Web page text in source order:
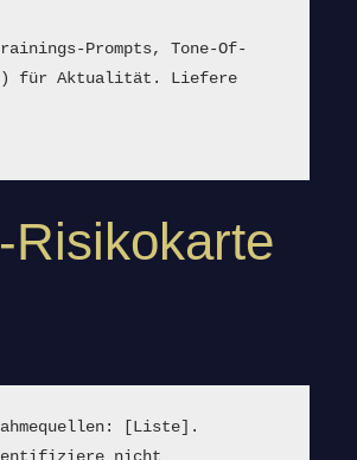
Prompts, Tone-Of-
für Aktualität. Liefere
Risikokarte
[Liste].